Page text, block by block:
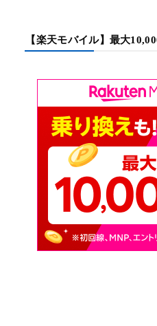
【楽天モバイル】最大